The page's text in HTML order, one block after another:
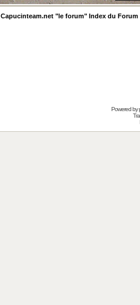
Capucinteam.net "le forum" Index du Forum
Powered by